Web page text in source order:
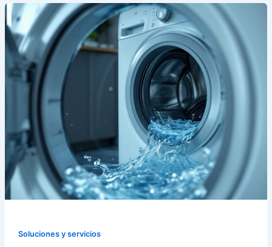
Soluciones y servicios